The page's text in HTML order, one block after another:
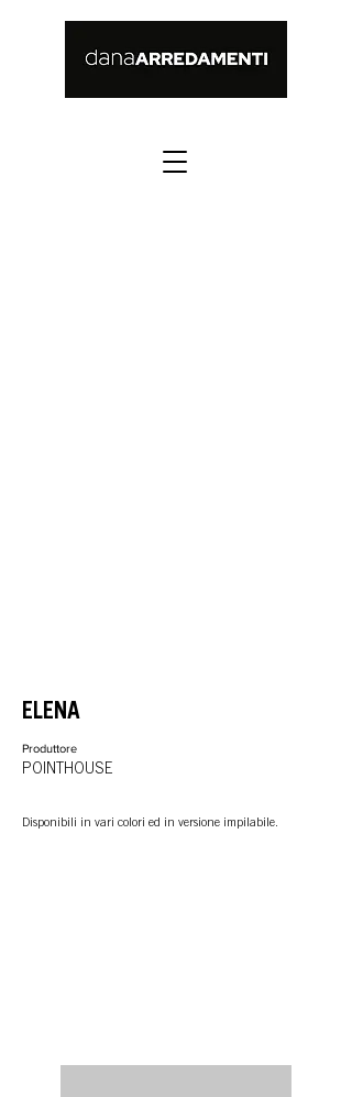
ELENA
Produttore
POINTHOUSE
Disponibili in vari colori ed in versione impilabile.